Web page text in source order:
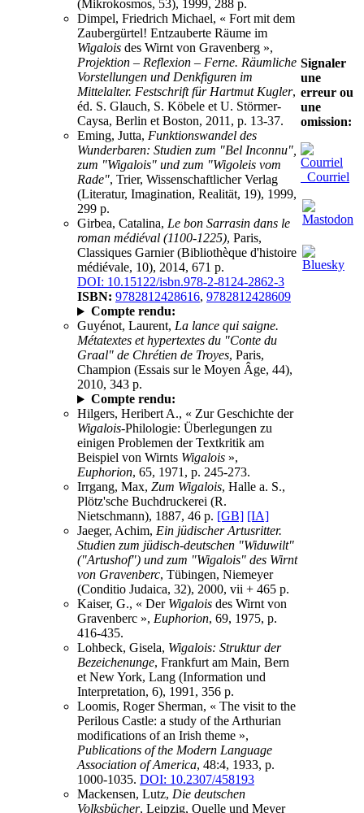
(Mikrokosmos, 53), 1999, 288 p.
Dimpel, Friedrich Michael, « Fort mit dem
Zaubergürtel! Entzauberte Räume im
Wigalois des Wirnt von Gravenberg »,
Projektion – Reflexion – Ferne. Räumliche
Vorstellungen und Denkfiguren im
Mittelalter. Festschrift für Hartmut Kugler,
éd. S. Glauch, S. Köbele et U. Störmer-
Caysa, Berlin et Boston, 2011, p. 13-37.
Eming, Jutta, Funktionswandel des
Wunderbaren: Studien zum "Bel Inconnu",
zum "Wigalois" und zum "Wigoleis vom
Rade", Trier, Wissenschaftlicher Verlag
(Literatur, Imagination, Realität, 19), 1999,
299 p.
Girbea, Catalina, Le bon Sarrasin dans le
roman médiéval (1100-1225), Paris,
Classiques Garnier (Bibliothèque d'histoire
médiévale, 10), 2014, 671 p.
DOI: 10.15122/isbn.978-2-8124-2862-3
ISBN: 9782812428616, 9782812428609
Compte rendu:
Guyénot, Laurent, La lance qui saigne.
Métatextes et hypertextes du "Conte du
Graal" de Chrétien de Troyes, Paris,
Champion (Essais sur le Moyen Âge, 44),
2010, 343 p.
Compte rendu:
Hilgers, Heribert A., « Zur Geschichte der
Wigalois-Philologie: Überlegungen zu
einigen Problemen der Textkritik am
Beispiel von Wirnts Wigalois »,
Euphorion, 65, 1971, p. 245-273.
Irrgang, Max, Zum Wigalois, Halle a. S.,
Plötz'sche Buchdruckerei (R.
Nietschmann), 1887, 46 p. [GB] [IA]
Jaeger, Achim, Ein jüdischer Artusritter.
Studien zum jüdisch-deutschen "Widuwilt"
("Artushof") und zum "Wigalois" des Wirnt
von Gravenberc, Tübingen, Niemeyer
(Conditio Judaica, 32), 2000, vii + 465 p.
Kaiser, G., « Der Wigalois des Wirnt von
Gravenberc », Euphorion, 69, 1975, p.
416-435.
Lohbeck, Gisela, Wigalois: Struktur der
Bezeichenunge, Frankfurt am Main, Bern
et New York, Lang (Information und
Interpretation, 6), 1991, 356 p.
Loomis, Roger Sherman, « The visit to the
Perilous Castle: a study of the Arthurian
modifications of an Irish theme »,
Publications of the Modern Language
Association of America, 48:4, 1933, p.
1000-1035. DOI: 10.2307/458193
Mackensen, Lutz, Die deutschen
Volksbücher, Leipzig, Quelle und Meyer
Signaler
une
erreur ou
une
omission:
Courriel